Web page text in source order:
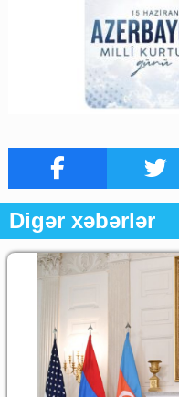
Digər xəbərlər